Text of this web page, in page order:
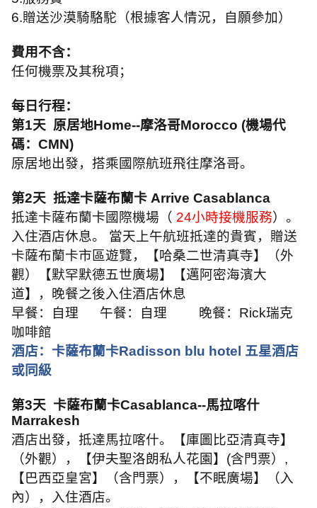
6.贈送沙漠騎駱駝（根據客人情況，自願參加）
費用不含：
任何機票及其稅項；
每日行程：
第1天 原居地Home--摩洛哥Morocco (機場代
碼： CMN)
原居地出發，搭乘國際航班飛往摩洛哥。
第2天 抵達卡薩布蘭卡 Arrive Casablanca
抵達卡薩布蘭卡國際機場（ 24小時接機服務）。
入住酒店休息。 當天上午航班抵達的貴賓，贈送
卡薩布蘭卡市區遊覽，【哈桑二世清真寺】（外
觀）【默罕默德五世廣場】【邁阿密海濱大
道】，晚餐之後入住酒店休息
早餐：自理
午餐：自理 晚餐： Rick瑞克
咖啡館
酒店：卡薩布蘭卡Radisson blu hotel 五星酒店
或同級
第3天 卡薩布蘭卡Casablanca--馬拉喀什
Marrakesh
酒店出發，抵達馬拉喀什。【庫圖比亞清真寺】
（外觀），【伊夫聖洛朗私人花園】 (含門票） ,
【巴西亞皇宮】（含門票），【不眠廣場】（入
內），入住酒店。